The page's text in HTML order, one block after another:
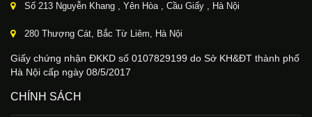
Số 213 Nguyễn Khang , Yên Hòa , Cầu Giấy , Hà Nội
280 Thượng Cát, Bắc Từ Liêm, Hà Nội
Giấy chứng nhận ĐKKD số 0107829199 do Sở KH&ĐT thành phố
Hà Nội cấp ngày 08/5/2017
CHÍNH SÁCH